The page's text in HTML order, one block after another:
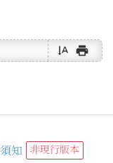
text_rotate_vertical print
知
非現行版本